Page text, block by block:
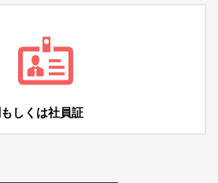
もしくは社員証